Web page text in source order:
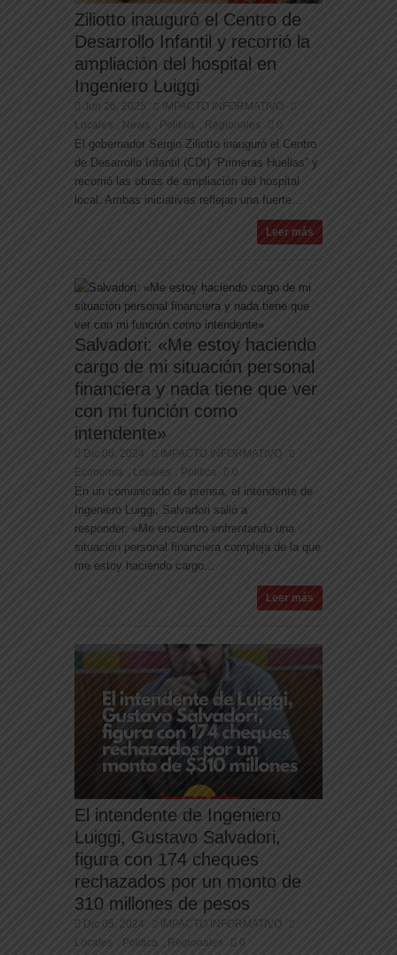
Ziliotto inauguró el Centro de
Desarrollo Infantil y recorrió la
ampliación del hospital en
Ingeniero Luiggi
Jun 26, 2025
IMPACTO INFORMATIVO
Locales
News Politica Regionales 0
El gobernador Sergio Ziliotto inauguró el Centro
de Desarrollo Infantil (CDI) “Primeras Huellas” y
recorrió las obras de ampliación del hospital
local. Ambas iniciativas reflejan una fuerte...
Leer más
Salvadori: «Me estoy haciendo
cargo de mi situación personal
financiera y nada tiene que ver
con mi función como
intendente»
Dic 06, 2024
IMPACTO INFORMATIVO
Economia
Locales Politica 0
En un comunicado de prensa, el intendente de
Ingeniero Luiggi, Salvadori salió a
responder: «Me encuentro enfrentando una
situación personal financiera compleja de la que
me estoy haciendo cargo...
Leer más
El intendente de Ingeniero
Luiggi, Gustavo Salvadori,
figura con 174 cheques
rechazados por un monto de
310 millones de pesos
Dic 05, 2024
IMPACTO INFORMATIVO
Locales
Politica Regionales 0